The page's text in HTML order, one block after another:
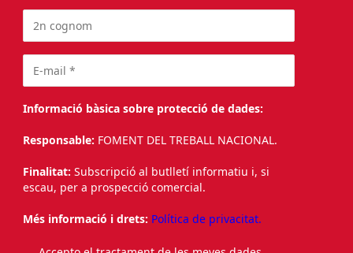
Informació bàsica sobre protecció de dades:
Responsable: FOMENT DEL TREBALL NACIONAL.
Finalitat: Subscripció al butlletí informatiu i, si
escau, per a prospecció comercial.
Més informació i drets: Política de privacitat.